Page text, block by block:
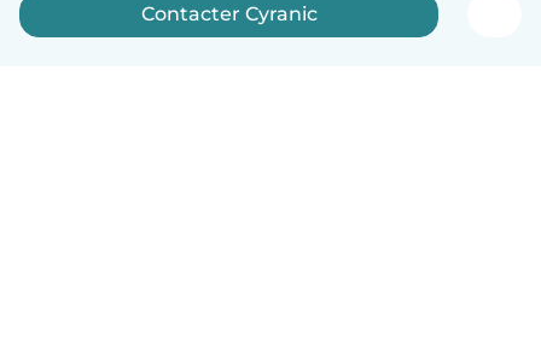
Contacter Cyranic